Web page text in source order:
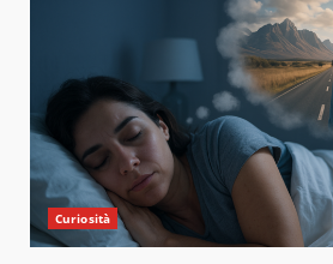
Curiosità